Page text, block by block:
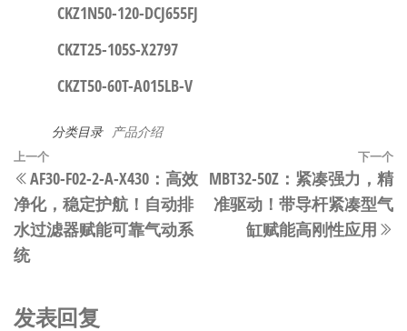
CKZ1N50-120-DCJ655FJ
CKZT25-105S-X2797
CKZT50-60T-A015LB-V
分类目录 产品介绍
文
章
导
航
上
一
篇
文
章
上一个
AF30-F02-2-A-X430：高效
净化，稳定护航！自动排
水过滤器赋能可靠气动系
统
下一个
MBT32-50Z：紧凑强力，精
准驱动！带导杆紧凑型气
缸赋能高刚性应用
发表回复